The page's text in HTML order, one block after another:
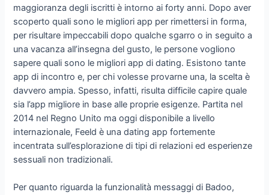
maggioranza degli iscritti è intorno ai forty anni. Dopo aver
scoperto quali sono le migliori app per rimettersi in forma,
per risultare impeccabili dopo qualche sgarro o in seguito a
una vacanza all’insegna del gusto, le persone vogliono
sapere quali sono le migliori app di dating. Esistono tante
app di incontro e, per chi volesse provarne una, la scelta è
davvero ampia. Spesso, infatti, risulta difficile capire quale
sia l’app migliore in base alle proprie esigenze. Partita nel
2014 nel Regno Unito ma oggi disponibile a livello
internazionale, Feeld è una dating app fortemente
incentrata sull’esplorazione di tipi di relazioni ed esperienze
sessuali non tradizionali.
Per quanto riguarda la funzionalità messaggi di Badoo,